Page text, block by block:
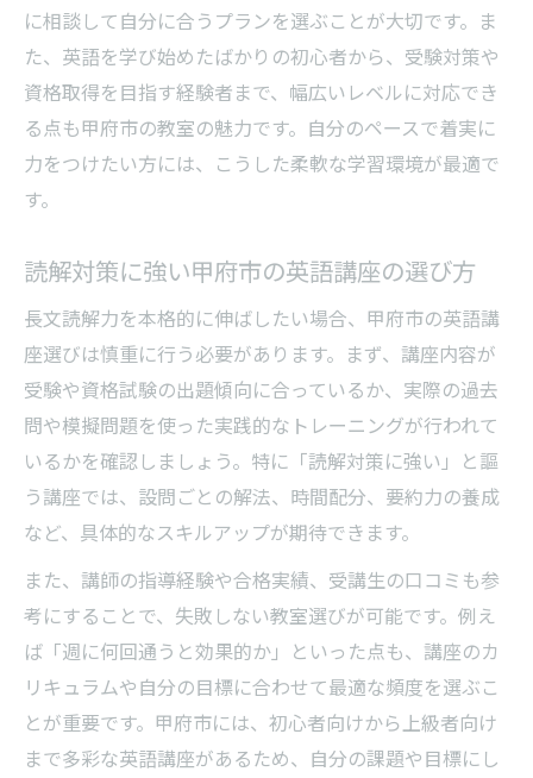
に相談して自分に合うプランを選ぶことが大切です。ま
た、英語を学び始めたばかりの初心者から、受験対策や
資格取得を目指す経験者まで、幅広いレベルに対応でき
る点も甲府市の教室の魅力です。自分のペースで着実に
力をつけたい方には、こうした柔軟な学習環境が最適で
す。
読解対策に強い甲府市の英語講座の選び方
長文読解力を本格的に伸ばしたい場合、甲府市の英語講
座選びは慎重に行う必要があります。まず、講座内容が
受験や資格試験の出題傾向に合っているか、実際の過去
問や模擬問題を使った実践的なトレーニングが行われて
いるかを確認しましょう。特に「読解対策に強い」と謳
う講座では、設問ごとの解法、時間配分、要約力の養成
など、具体的なスキルアップが期待できます。
また、講師の指導経験や合格実績、受講生の口コミも参
考にすることで、失敗しない教室選びが可能です。例え
ば「週に何回通うと効果的か」といった点も、講座のカ
リキュラムや自分の目標に合わせて最適な頻度を選ぶこ
とが重要です。甲府市には、初心者向けから上級者向け
まで多彩な英語講座があるため、自分の課題や目標にし